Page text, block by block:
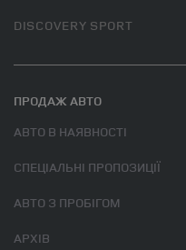
DISCOVERY SPORT
ПРОДАЖ АВТО
АВТО В НАЯВНОСТІ
СПЕЦІАЛЬНІ ПРОПОЗИЦІЇ
АВТО З ПРОБІГОМ
АРХІВ